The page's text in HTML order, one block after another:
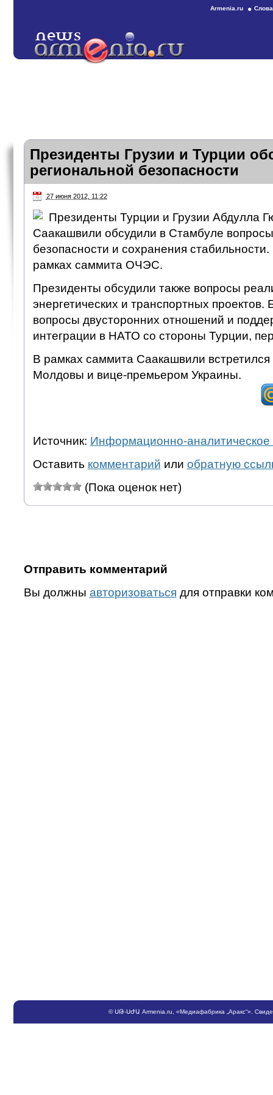
Armenia.ru
Президенты Грузии и Турции
региональной безопасности
27 июня 2012, 11:22
Президенты Турции и Грузии Абдулла
Саакашвили обсудили в Стамбуле
безопасности и сохранения
рамках саммита ОЧЭС.
Президенты обсудили также вопросы
энергетических и транспортных проектов.
вопросы двусторонних отношений и
интеграции в НАТО со стороны Турции,
В рамках саммита Саакашвили встретился
Молдовы и вице-премьером Украины.
Источник: Информационно-аналитическое
Оставить комментарий или обратную
(Пока оценок нет)
Отправить комментарий
Вы должны авторизоваться для отправки
©ՍԹ-ՍԺԱ Armenia.ru , «Медиафабрика „Аракс“».